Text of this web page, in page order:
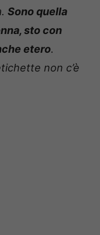
Sono quella
sto con
etero.
non c’è